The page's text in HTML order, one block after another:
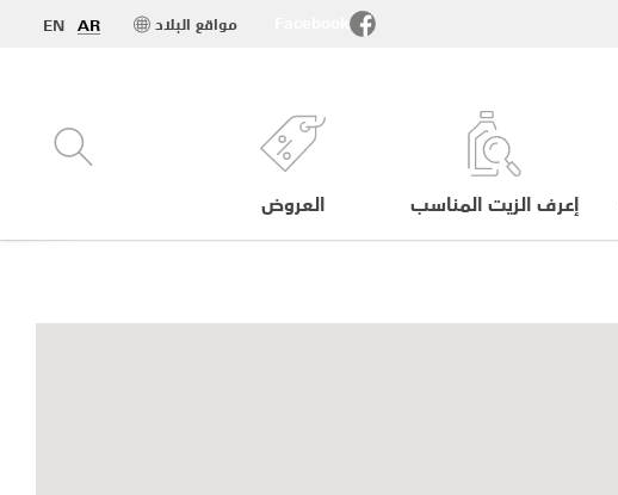
EN AR مواقع البلاد
العروض إعرف الزيت المناسب